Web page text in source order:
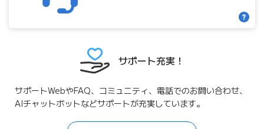
サポート充実！
サポートWebやFAQ、コミュニティ、電話でのお問い合わせ、
AIチャットボットなどサポートが充実しています。